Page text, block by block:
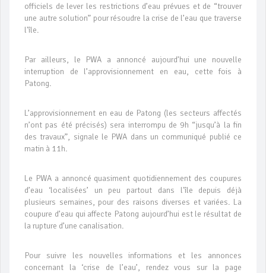
officiels de lever les restrictions d’eau prévues et de “trouver
une autre solution” pour résoudre la crise de l’eau que traverse
l'île.
Par ailleurs, le PWA a annoncé aujourd’hui une nouvelle
interruption de l’approvisionnement en eau, cette fois à
Patong.
L’approvisionnement en eau de Patong (les secteurs affectés
n’ont pas été précisés) sera interrompu de 9h “jusqu’à la fin
des travaux”, signale le PWA dans un communiqué publié ce
matin à 11h.
Le PWA a annoncé quasiment quotidiennement des coupures
d’eau ‘localisées’ un peu partout dans l'île depuis déjà
plusieurs semaines, pour des raisons diverses et variées. La
coupure d’eau qui affecte Patong aujourd’hui est le résultat de
la rupture d’une canalisation.
Pour suivre les nouvelles informations et les annonces
concernant la ‘crise de l’eau’, rendez vous sur la page